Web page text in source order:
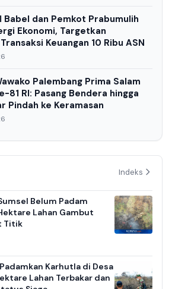
Babel dan Pemkot Prabumulih
Ekonomi, Targetkan
Keuangan 10 Ribu ASN
Palembang Prima Salam
81 RI: Pasang Bendera hingga
Pindah ke Keramasan
Indeks
Belum Padam
Lahan Gambut
Titik
Karhutla di Desa
Lahan Terbakar dan